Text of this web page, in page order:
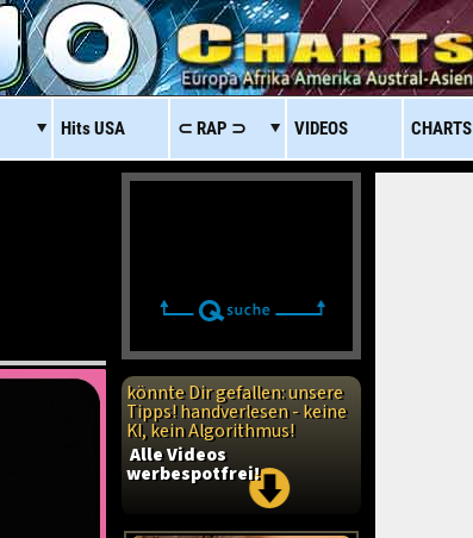
HitsUSA ⊂ RAP ⊃ VIDEOS CHARTS
könnte Dir gefallen: unsere
Tipps! handverlesen - keine
KI, kein Algorithmus!
Alle Videos
werbespotfrei!